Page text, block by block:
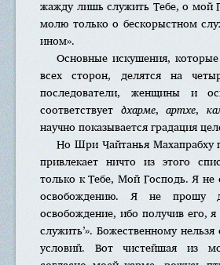
жажду лишь служить Тебе, о мой
молю только о бескорыстном
ином».
Основные искушения,
всех сторон, делятся на
последователи, женщины и
соответствует дхарме,aртхе,
научно показывается градация
Но Шри Чайтанья Махапрабху
привлекает ничто из этого
только к Тебе, Мой Господь. Я
освобождению. Я не прошу
освобождение, ибо получив его,
служить’». Божественному
условий. Вот чистейшая из